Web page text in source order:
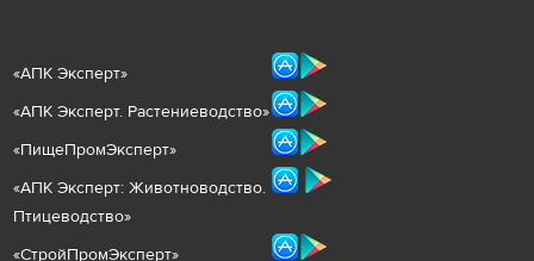
«АПК Эксперт»
«АПК Эксперт. Растениеводство»
«ПищеПромЭксперт»
«АПК Эксперт: Животноводство.
Птицеводство»
«СтройПромЭксперт»